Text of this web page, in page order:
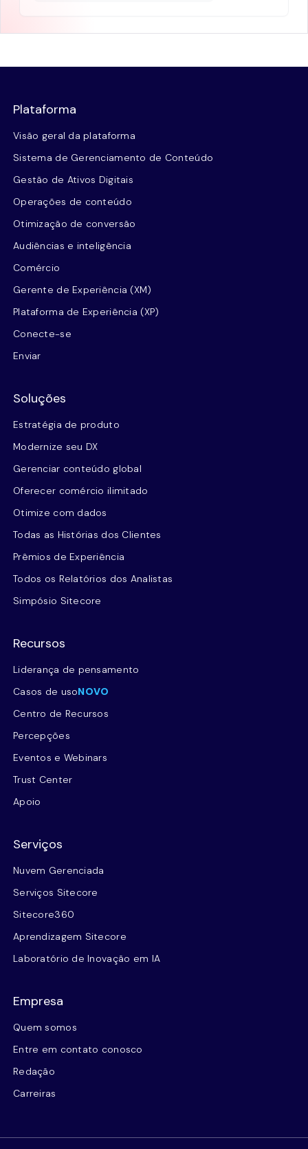
Plataforma
Visão geral da plataforma
Sistema de Gerenciamento de Conteúdo
Gestão de Ativos Digitais
Operações de conteúdo
Otimização de conversão
Audiências e inteligência
Comércio
Gerente de Experiência (XM)
Plataforma de Experiência (XP)
Conecte-se
Enviar
Soluções
Estratégia de produto
Modernize seu DX
Gerenciar conteúdo global
Oferecer comércio ilimitado
Otimize com dados
Todas as Histórias dos Clientes
Prêmios de Experiência
Todos os Relatórios dos Analistas
Simpósio Sitecore
Recursos
Liderança de pensamento
Casos de usoNOVO
Centro de Recursos
Percepções
Eventos e Webinars
Trust Center
Apoio
Serviços
Nuvem Gerenciada
Serviços Sitecore
Sitecore360
Aprendizagem Sitecore
Laboratório de Inovação em IA
Empresa
Quem somos
Entre em contato conosco
Redação
Carreiras